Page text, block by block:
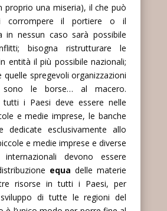
proprio una miseria), il che può
corrompere il portiere o il
in nessun caso sarà possibile
bisogna ristrutturare le
entità il più possibile nazionali;
quelle spregevoli organizzazioni
sono le borse… al macero.
tutti i Paesi deve essere nelle
e medie imprese, le banche
dedicate esclusivamente allo
e medie imprese e diverse
internazionali devono essere
equadelle materie
risorse in tutti i Paesi, per
di tutte le regioni del